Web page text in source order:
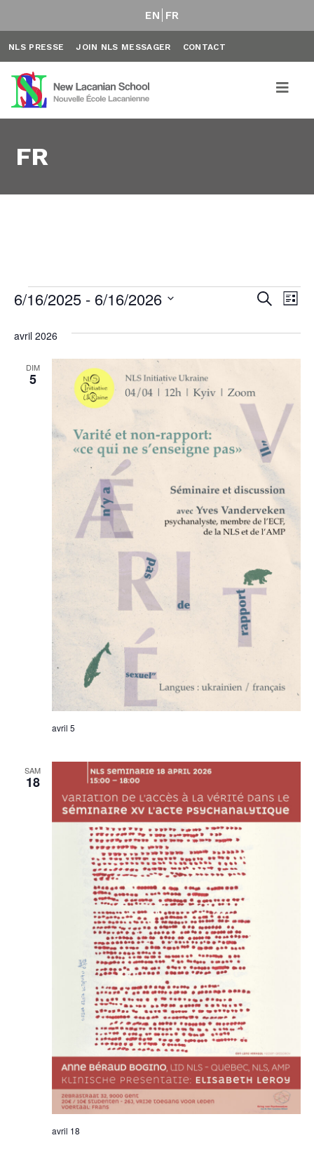
EN FR
NLS PRESSE JOIN NLS MESSAGER CONTACT
FR
Évènements
et
de
vues
Recherche
Liste
6/16/2025 - 6/16/2026
une
avril 2026
DIM
5
avril 5
SAM
18
avril 18